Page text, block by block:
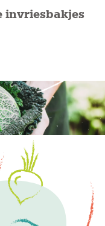
invriesbakjes